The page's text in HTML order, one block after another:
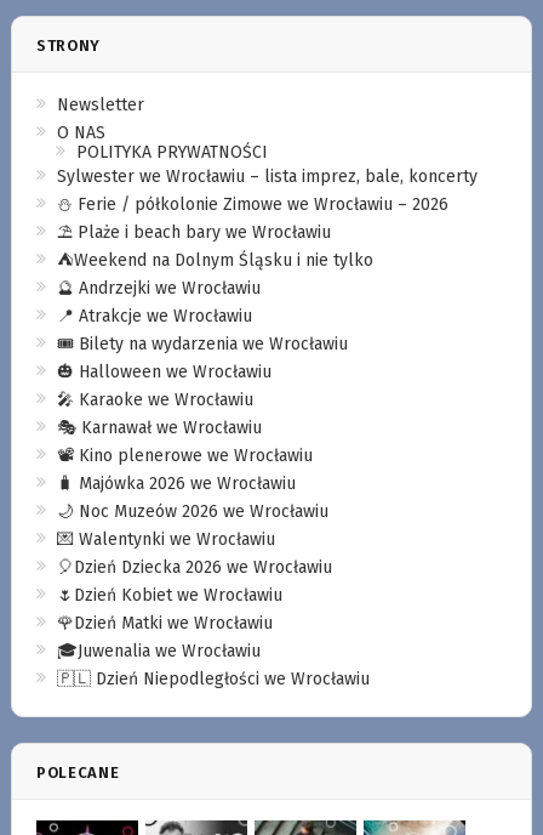
STRONY
Newsletter
O NAS
POLITYKA PRYWATNOŚCI
Sylwester we Wrocławiu – lista imprez, bale, koncerty
⛄️ Ferie / półkolonie Zimowe we Wrocławiu – 2026
⛱️ Plaże i beach bary we Wrocławiu
⛺️Weekend na Dolnym Śląsku i nie tylko
🔮 Andrzejki we Wrocławiu
📍 Atrakcje we Wrocławiu
🎟️ Bilety na wydarzenia we Wrocławiu
🎃 Halloween we Wrocławiu
🎤 Karaoke we Wrocławiu
🎭 Karnawał we Wrocławiu
📽️ Kino plenerowe we Wrocławiu
🧳 Majówka 2026 we Wrocławiu
🌙 Noc Muzeów 2026 we Wrocławiu
💌 Walentynki we Wrocławiu
🎈Dzień Dziecka 2026 we Wrocławiu
🌷Dzień Kobiet we Wrocławiu
🌹Dzień Matki we Wrocławiu
🎓Juwenalia we Wrocławiu
🇵🇱 Dzień Niepodległości we Wrocławiu
POLECANE